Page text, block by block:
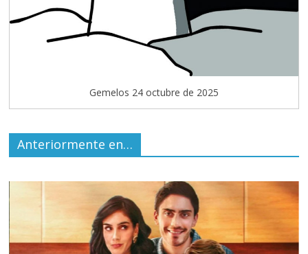
Gemelos 24 octubre de 2025
Anteriormente en…